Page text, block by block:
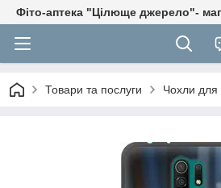
Фіто-аптека "Цілюще джерело"-
Товари та послуги Чохли для